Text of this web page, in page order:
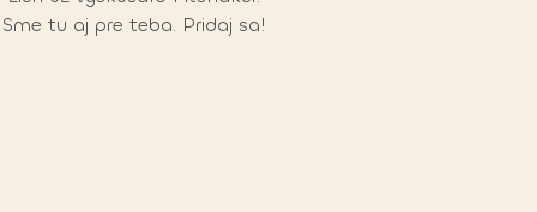
Sme tu aj pre teba. Pridaj sa!